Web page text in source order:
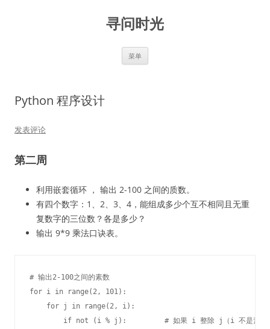
寻问时光
菜单
Python 程序设计
发表评论
第二周
利用嵌套循环 ， 输出 2-100 之间的质数。
有四个数字：1、2、3、4，能组成多少个互不相同且无重
复数字的三位数？各是多少？
输出 9*9 乘法口诀表。
# 输出2-100之间的素数
for i in range(2, 101):
    for j in range(2, i):
if not (i % j):         # 如果 i 整除 j（i 不是素数